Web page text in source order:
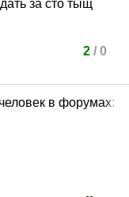
за сто тыщ
2/ 0